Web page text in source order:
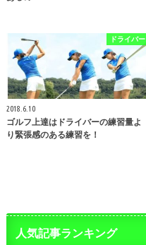
ドライバー
2018.6.10
ゴルフ上達はドライバーの練習量よ
り緊張感のある練習を！
人気記事ランキング